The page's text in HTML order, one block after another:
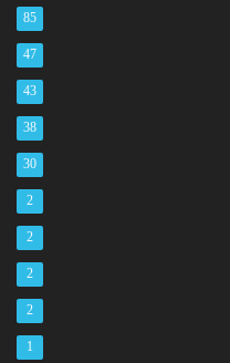
85
47
43
38
30
2
2
2
2
1